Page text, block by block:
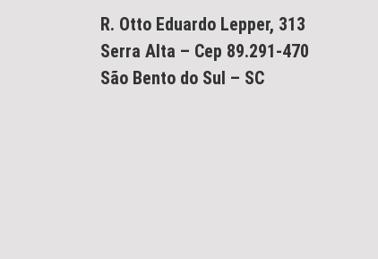
R. Otto Eduardo Lepper, 313
Serra Alta – Cep 89.291-470
São Bento do Sul – SC